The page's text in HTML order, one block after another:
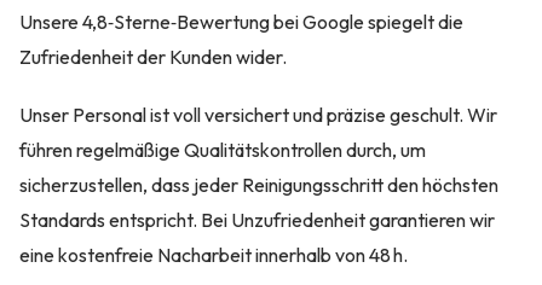
Unsere 4,8‑Sterne‑Bewertung bei Google spiegelt die
Zufriedenheit der Kunden wider.
Unser Personal ist voll versichert und präzise geschult. Wir
führen regelmäßige Qualitätskontrollen durch, um
sicherzustellen, dass jeder Reinigungsschritt den höchsten
Standards entspricht. Bei Unzufriedenheit garantieren wir
eine kostenfreie Nacharbeit innerhalb von 48 h.